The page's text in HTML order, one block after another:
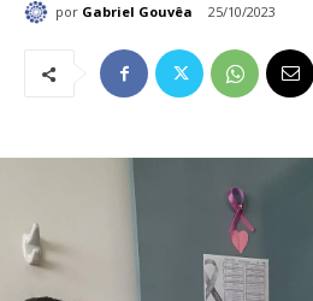
por Gabriel Gouvêa 25/10/2023